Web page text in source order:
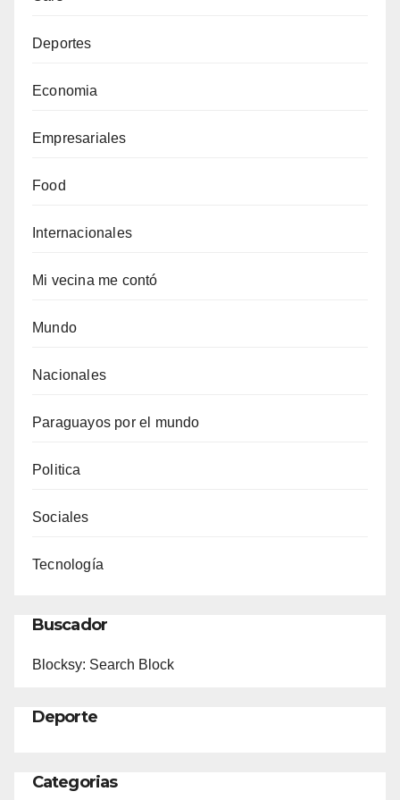
Deportes
Economia
Empresariales
Food
Internacionales
Mi vecina me contó
Mundo
Nacionales
Paraguayos por el mundo
Politica
Sociales
Tecnología
Buscador
Blocksy: Search Block
Deporte
Categorias